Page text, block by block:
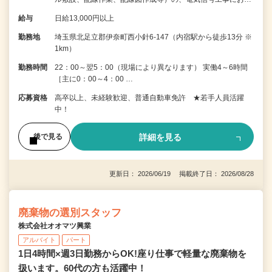
給与 日給13,000円以上
勤務地
埼玉県北足立郡伊奈町西小針6-147（内宿駅から徒歩13分 ※
1km）
勤務時間
22：00～翌5：00（現場により異なります） 実働4～6時間
［主に0：00～4：00 …
応募資格
高卒以上、未経験歓迎、普通自動車免許 ★若手人員活躍
中！
後で見る 詳細を見る
更新日： 2026/06/19 掲載終了日： 2026/08/28
廃棄物の選別スタッフ
株式会社オオマツ興業
アルバイト パート
1日4時間×週3日勤務からOK!座り仕事で軽量な廃棄物を
扱います。60代の方も活躍中！